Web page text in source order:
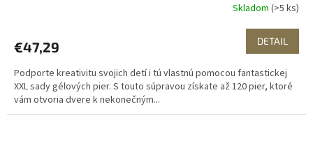
Skladom (>5 ks)
€47,29 DETAIL
Podporte kreativitu svojich detí i tú vlastnú pomocou fantastickej
XXL sady gélových pier. S touto súpravou získate až 120 pier, ktoré
vám otvoria dvere k nekonečným...